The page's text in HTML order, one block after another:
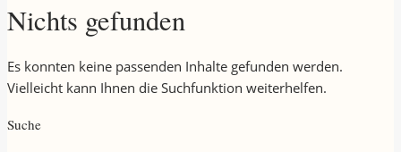
Nichts gefunden
Es konnten keine passenden Inhalte gefunden werden.
Vielleicht kann Ihnen die Suchfunktion weiterhelfen.
Suche